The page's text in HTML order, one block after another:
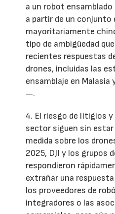
a un robot
a partir de un conjunto
mayoritariamente
tipo de ambigüedad
recientes respuestas
drones, incluidas las
ensamblaje en Malasia
—.
4. El riesgo de litigios y
sector siguen sin estar
medida sobre los
2025, DJI y los grupos
respondieron
extrañar una
los proveedores de
integradores o las